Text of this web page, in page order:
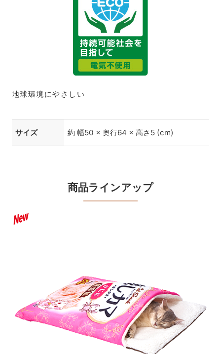
地球環境にやさしい
サイズ 約 幅50 × 奥行64 × 高さ5 (cm)
商品ラインアップ